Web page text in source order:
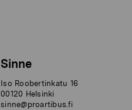
Sinne
Iso Roobertinkatu 16
00120 Helsinki
sinne@proartibus.fi